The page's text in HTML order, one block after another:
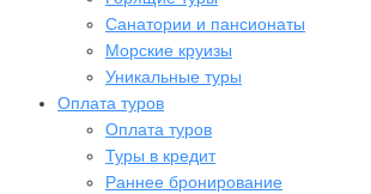
Санатории и пансионаты
Морские круизы
Уникальные туры
Оплата туров
Оплата туров
Туры в кредит
Раннее бронирование